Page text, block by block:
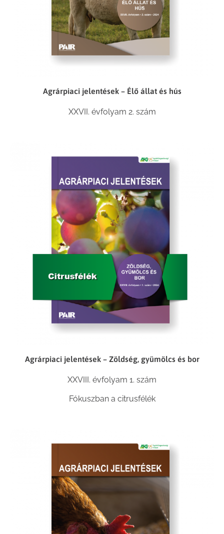
Agrárpiaci jelentések – Élő állat és hús
XXVII. évfolyam 2. szám
Agrárpiaci jelentések – Zöldség, gyümölcs és bor
XXVIII. évfolyam 1. szám
Fókuszban a citrusfélék